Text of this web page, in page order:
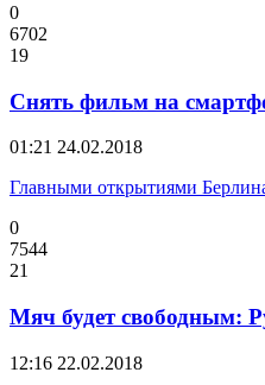
0
6702
19
Снять фильм на
01:21 24.02.2018
Главными открытиями
0
7544
21
Мяч будет свободным:
12:16 22.02.2018